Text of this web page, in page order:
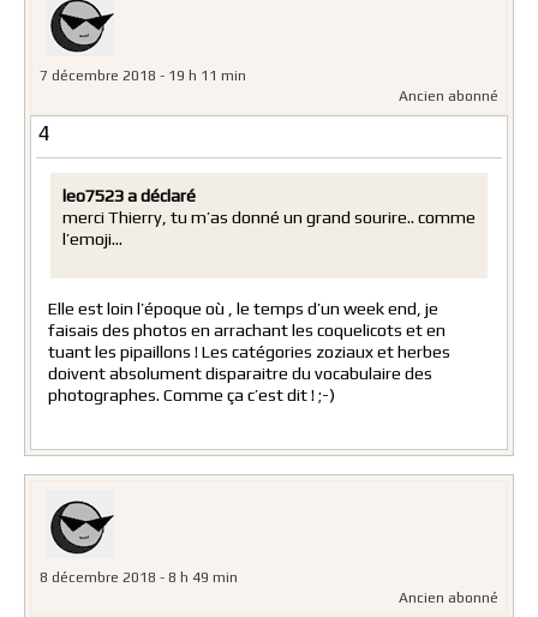
7 décembre 2018 - 19 h 11 min
Ancien abonné
4
leo7523 a déclaré
merci Thierry, tu m’as donné un grand sourire.. comme
l’emoji…
Elle est loin l’époque où , le temps d’un week end, je
faisais des photos en arrachant les coquelicots et en
tuant les pipaillons ! Les catégories zoziaux et herbes
doivent absolument disparaitre du vocabulaire des
photographes. Comme ça c’est dit ! ;-)
8 décembre 2018 - 8 h 49 min
Ancien abonné